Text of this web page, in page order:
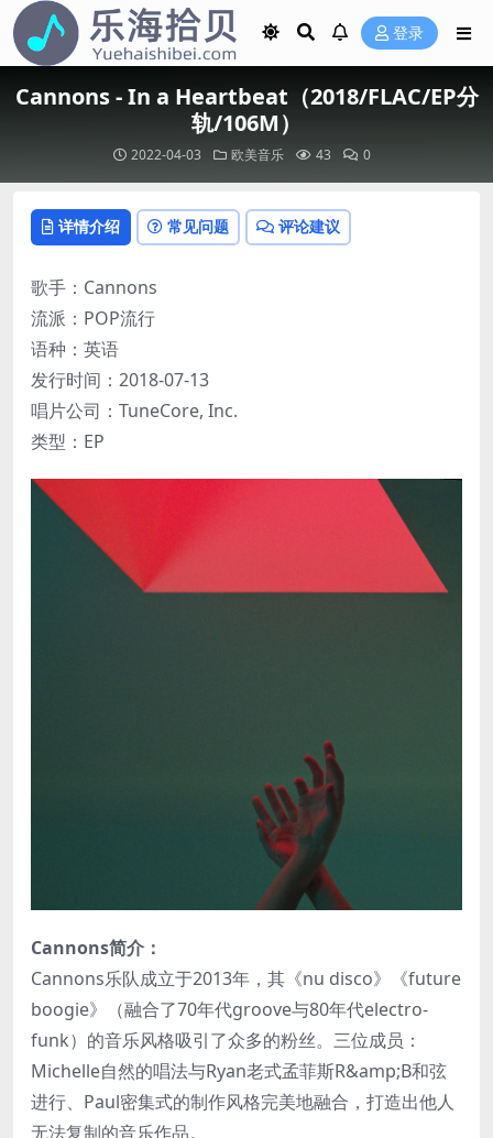
登录
Cannons - In a Heartbeat（2018/FLAC/EP分
轨/106M）
2022-04-03 欧美音乐 43 0
详情介绍 常见问题 评论建议
歌手：Cannons
流派：POP流行
语种：英语
发行时间：2018-07-13
唱片公司：TuneCore, Inc.
类型：EP
Cannons简介：
Cannons乐队成立于2013年，其《nu disco》《future
boogie》（融合了70年代groove与80年代electro-
funk）的音乐风格吸引了众多的粉丝。三位成员：
Michelle自然的唱法与Ryan老式孟菲斯R&amp;B和弦
进行、Paul密集式的制作风格完美地融合，打造出他人
无法复制的音乐作品。